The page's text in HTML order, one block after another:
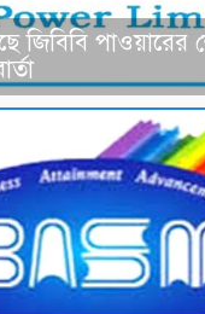
জিবিবি পাওয়ারের